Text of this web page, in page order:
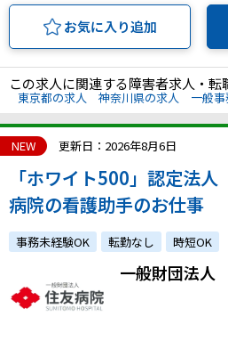
お気に入り追加
この求人に関連する障害者求人・転
東京都の求人 神奈川県の求人 一般
NEW 更新日：2026年8月6日
「ホワイト500」認定法
病院の看護助手のお仕事
事務未経験OK 転勤なし 時短OK
一般財団法
ご利用ガ
法人向けペ
メニューを閉